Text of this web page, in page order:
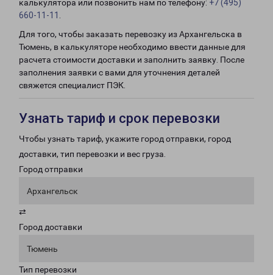
калькулятора или позвонить нам по телефону: +7 (495)
660-11-11
Для того, чтобы заказать перевозку из Архангельска в
Тюмень, в калькуляторе необходимо ввести данные для
расчета стоимости доставки и заполнить заявку. После
заполнения заявки с вами для уточнения деталей
свяжется специалист ПЭК.
Узнать тариф и срок перевозки
Чтобы узнать тариф, укажите город отправки, город
доставки, тип перевозки и вес груза.
Город отправки
Архангельск
⇄
Город доставки
Тюмень
Тип перевозки